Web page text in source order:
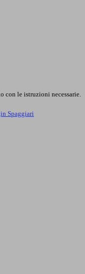
con le istruzioni necessarie.
Spaggiari